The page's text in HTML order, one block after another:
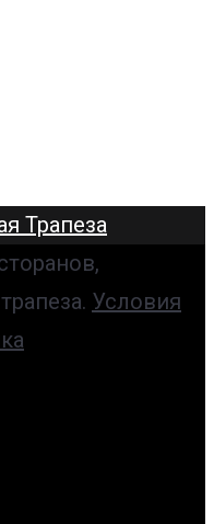
Условия